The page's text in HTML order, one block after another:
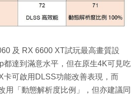
及 RX 6600 XT試玩最高畫質設
都達到滿意水平，但在原生4K可見吃
卡可啟用DLSS功能改善表現，而
用「動態解析度比例」，但亦建議同